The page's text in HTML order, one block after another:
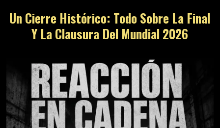
Un Cierre Histórico: Todo Sobre La Final
Y La Clausura Del Mundial 2026